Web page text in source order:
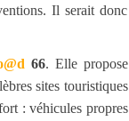
Il serait donc
d 66. Elle propose
sites touristiques
: véhicules propres